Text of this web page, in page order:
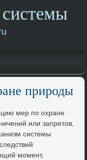
природы
мер по охране
или запретοв,
системы
момент,